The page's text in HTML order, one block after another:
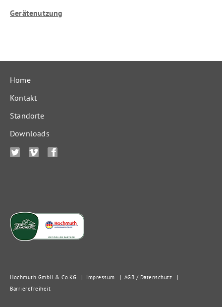
Gerätenutzung
Home
Kontakt
Standorte
Downloads
Hochmuth GmbH & Co. KG | Impressum | AGB / Datenschutz
|
Barrierefreiheit